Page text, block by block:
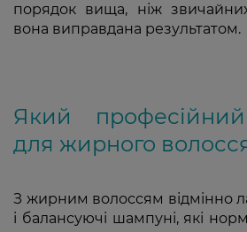
порядок вища, ніж
вона виправдана результатом.
Який
для жирного
З жирним волоссям відмінно
і балансуючі шампуні, які